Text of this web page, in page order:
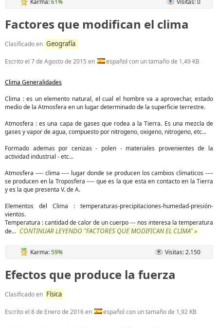
Karma:61% Visitas: 0
Factores que modifican el clima
Clasificado en Geografía
Escrito el 7 de Agosto de 2015 en español con un tamaño de 1,49 KB
Clima Generalidades
Clima : es un elemento natural, el cual el hombre va a aprovechar, estado
medio de la Atmosfera en un lugar determinado de la superficie terrestre.
Atmosfera : es una capa de gases que rodea a la Tierra. Es una mezcla de
gases y vapor de agua, compuesto por nitrogeno, oxigeno, nitrogeno, etc...
Formado ademas por cenizas - polen - materiales provenientes de la
actividad industrial - etc...
Atmosfera ---- clima ---- lugar donde se producen los cambios climaticos ----
se producen en la Troposfera ---- que es la que esta en contacto en la Tierra
y es la que presenta V. de A.
Elementos del Clima : temperaturas-precipitaciones-humedad-presión-
vientos.
Temperatura : cantidad de calor de un cuerpo --- nos interesa la temperatura
de... CONTINUAR LEYENDO "FACTORES QUE MODIFICAN EL CLIMA" »
Karma:59% Visitas: 2.150
Efectos que produce la fuerza
Clasificado en Física
Escrito el 8 de Enero de 2016en español con un tamaño de 1,92 KB